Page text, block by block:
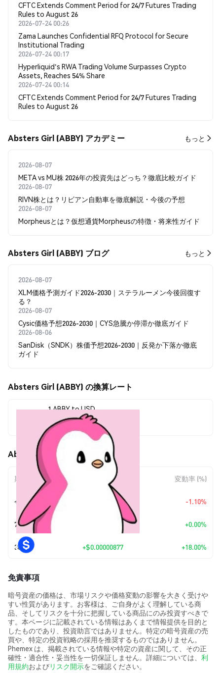
CFTC Extends Comment Period for 24/7 Futures Trading
Rules to August 26
2026-07-24 00:26
Zama Launches Confidential RFQ Protocol for Secure
Institutional Trading
2026-07-24 00:17
Hyperliquid's RWA Trading Volume Surpasses Crypto
Assets, Reaches 54% Share
2026-07-24 00:14
CFTC Extends Comment Period for 24/7 Futures Trading
Rules to August 26
Absters Girl (ABBY) アカデミー もっと
2026-08-07
META vs MU株 2026年の投資先はどっち？徹底比較ガイド
2026-08-07
RIVN株とは？リビアン自動車を徹底解説・今後の予想
2026-08-07
Morpheusとは？仮想通貨Morpheusの特徴・将来性ガイド
Absters Girl (ABBY) ブログ もっと
2026-08-07
XLM価格予測ガイド2026-2030｜ステラルーメン今後回復す
る？
2026-08-07
Cysic価格予想2026-2030｜CYS急騰か停滞か徹底ガイド
2026-08-06
SanDisk（SNDK）株価予想2026-2030｜反発か下落か徹底
ガイド
Absters Girl (ABBY) の換算レート
1 ABBY to USD
$0.00005747
Absters Girl (ABBY) の価格変動
期間 変動率 (%)
今日 $-0.00000064 -1.10%
7日 +0.00%
30日 +$0.00000877 +18.00%
免責事項
暗号資産の価格は、市場リスクや価格変動の影響を大きく受けや
すい性質があります。お客様は、ご自身がよく理解している商
品、そしてリスクを十分に把握している商品にのみ投資すべきで
す。本ページに記載されている情報はあくまで情報提供を目的と
したものであり、投資助言ではありません。特定の暗号資産の売
買や、特定の投資戦略の採用を推奨するものではありません。
Phemex は、掲載されている情報や特定の資産に関して、その正
確性・適合性・妥当性を一切保証しません。詳細については、 利
用規約およびリスク開示をご確認ください。